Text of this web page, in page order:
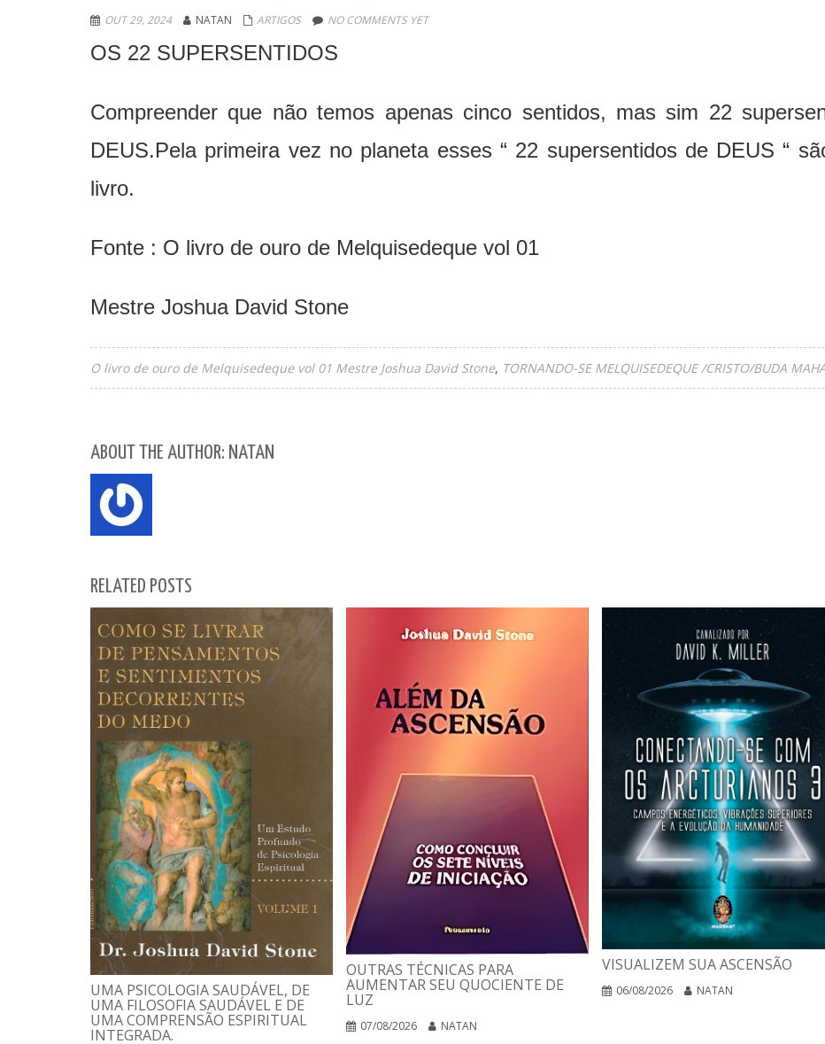
OUT 29, 2024 NATAN ARTIGOS NO COMMENTS YET
OS 22 SUPERSENTIDOS
Compreender que não temos apenas cinco sentidos, mas sim 22
DEUS.Pela primeira vez no planeta esses “ 22 supersentidos de DEUS “
livro.
Fonte : O livro de ouro de Melquisedeque vol 01
Mestre Joshua David Stone
O livro de ouro de Melquisedeque vol 01 Mestre Joshua David Stone TORNANDO-SE MELQUISEDEQUE /CRISTO/BUDA
ABOUT THE AUTHOR: NATAN
RELATED POSTS
UMA PSICOLOGIA SAUDÁVEL, DE
UMA FILOSOFIA SAUDÁVEL E DE
UMA COMPRENSÃO ESPIRITUAL
INTEGRADA.
OUTRAS TÉCNICAS PARA
AUMENTAR SEU QUOCIENTE DE
LUZ
07/08/2026 NATAN
VISUALIZEM SUA ASCENSÃO
06/08/2026 NATAN